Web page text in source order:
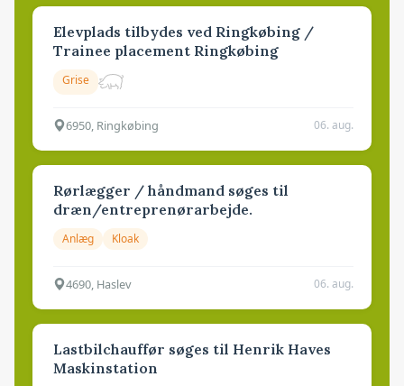
Elevplads tilbydes ved Ringkøbing /
Trainee placement Ringkøbing
Grise
6950, Ringkøbing 06. aug.
Rørlægger / håndmand søges til
dræn/entreprenørarbejde.
Anlæg Kloak
4690, Haslev 06. aug.
Lastbilchauffør søges til Henrik Haves
Maskinstation